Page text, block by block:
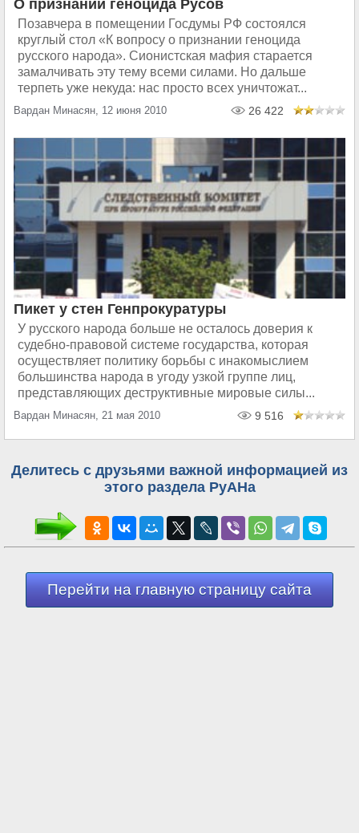
О признании геноцида Русов
Позавчера в помещении Госдумы РФ состоялся
круглый стол «К вопросу о признании геноцида
русского народа». Сионистская мафия старается
замалчивать эту тему всеми силами. Но дальше
терпеть уже некуда: нас просто всех уничтожат...
Вардан Минасян, 12 июня 2010 26 422
Пикет у стен Генпрокуратуры
У русского народа больше не осталось доверия к
судебно-правовой системе государства, которая
осуществляет политику борьбы с инакомыслием
большинства народа в угоду узкой группе лиц,
представляющих деструктивные мировые силы...
Вардан Минасян, 21 мая 2010 9 516
Делитесь с друзьями важной информацией из
этого раздела РуАНа
Перейти на главную страницу сайта